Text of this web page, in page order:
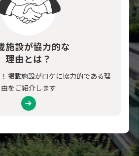
施設が協力的な
理由とは？
掲載施設がロケに協力的である理
由をご紹介します